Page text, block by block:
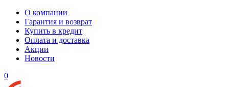
О компании
Гарантия и возврат
Купить в кредит
Оплата и доставка
Акции
Новости
0